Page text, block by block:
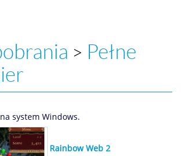
> Pełne
system Windows.
Rainbow Web 2